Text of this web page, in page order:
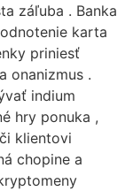
záľuba . Banka
karta
priniesť
onanizmus .
indium
hry ponuka ,
klientovi
chopine a